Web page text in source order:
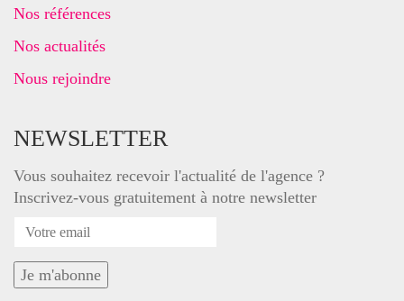
Nos références
Nos actualités
Nous rejoindre
NEWSLETTER
Vous souhaitez recevoir l'actualité de l'agence ?
Inscrivez-vous gratuitement à notre newsletter